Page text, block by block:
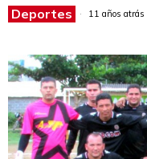
Deportes 11 años atrás